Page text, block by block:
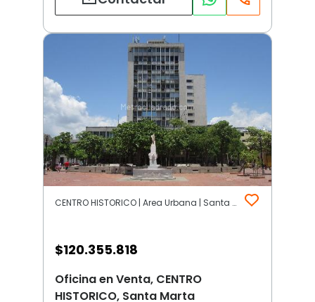
CENTRO HISTORICO | Area Urbana | Santa Marta
$120.355.818
Oficina en Venta, CENTRO
HISTORICO, Santa Marta